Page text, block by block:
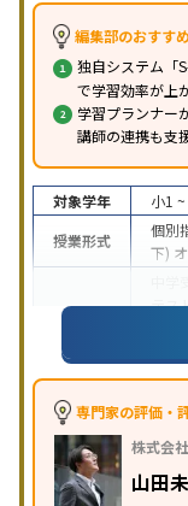
編集部のおすす
独自システム「
で学習効率が上
学習プランナー
講師の連携も支
対象学年 小1
授業形式
個別
下)
中
テス
(旧
漢検
特徴
中高
保証
トを
講習
専門家の評価・
株式会
山田